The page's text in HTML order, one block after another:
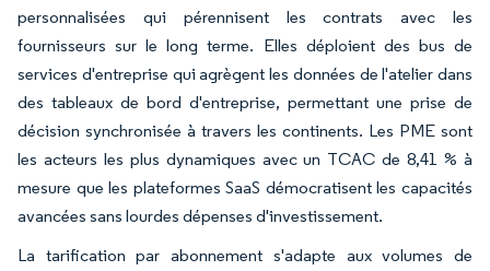
personnalisées qui pérennisent les contrats avec les
fournisseurs sur le long terme. Elles déploient des bus de
services d'entreprise qui agrègent les données de l'atelier dans
des tableaux de bord d'entreprise, permettant une prise de
décision synchronisée à travers les continents. Les PME sont
les acteurs les plus dynamiques avec un TCAC de 8,41 % à
mesure que les plateformes SaaS démocratisent les capacités
avancées sans lourdes dépenses d'investissement.
La tarification par abonnement s'adapte aux volumes de